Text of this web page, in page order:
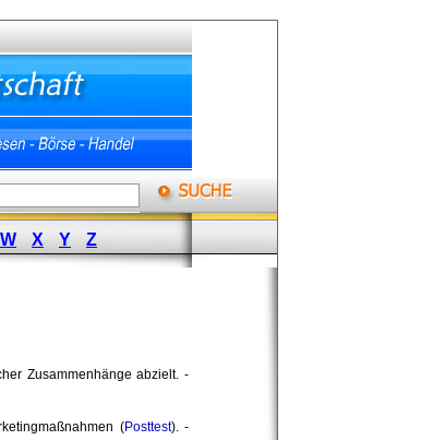
W X Y Z
Zusammenhänge abzielt. -
(Posttest). -